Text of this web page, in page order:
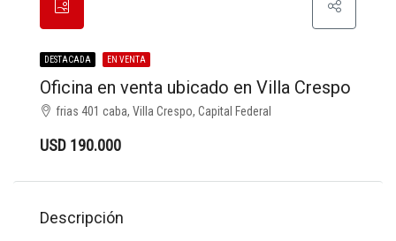
DESTACADA EN VENTA
Oficina en venta ubicado en Villa Crespo
frias 401 caba, Villa Crespo, Capital Federal
USD 190.000
Descripción